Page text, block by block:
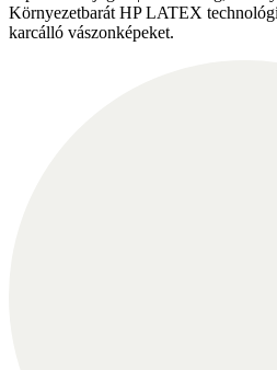
Környezetbarát HP LATEX
karcálló vászonképeket.